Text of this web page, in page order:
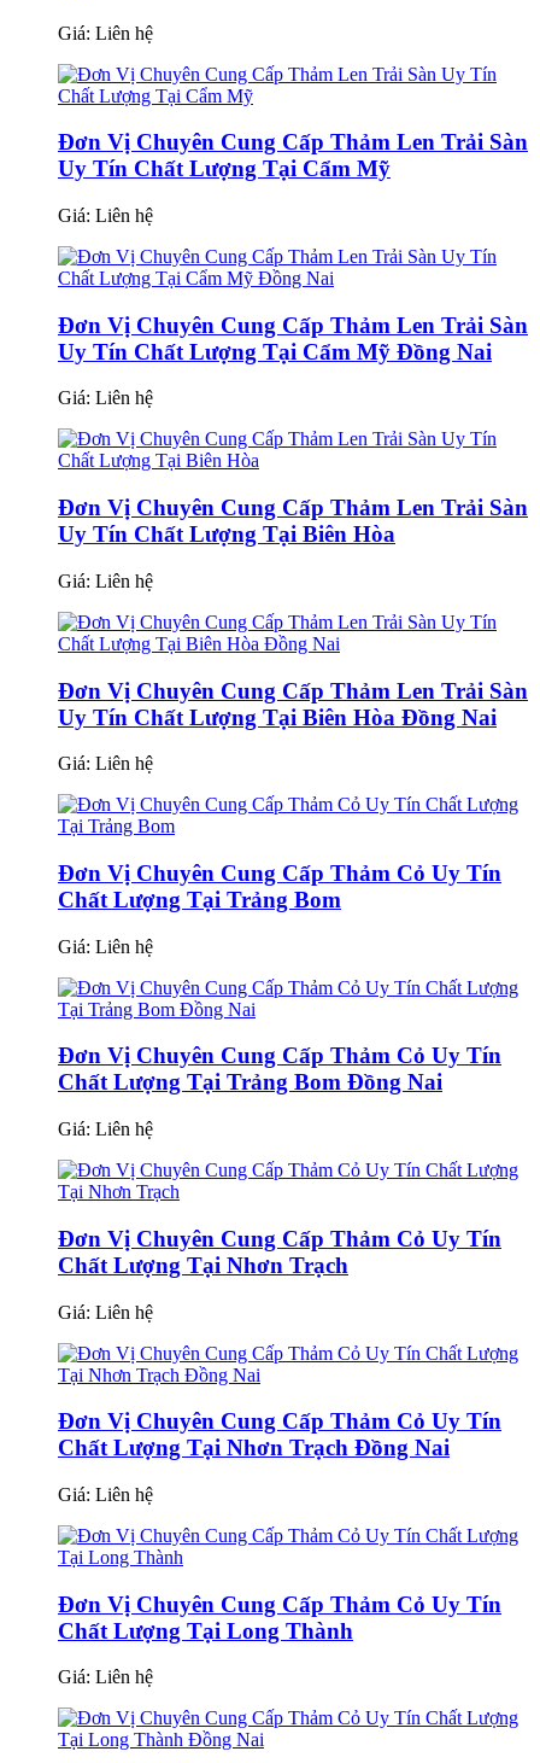
Giá: Liên hệ
Đơn Vị Chuyên Cung Cấp Thảm Len Trải Sàn
Uy Tín Chất Lượng Tại Cẩm Mỹ
Giá: Liên hệ
Đơn Vị Chuyên Cung Cấp Thảm Len Trải Sàn
Uy Tín Chất Lượng Tại Cẩm Mỹ Đồng Nai
Giá: Liên hệ
Đơn Vị Chuyên Cung Cấp Thảm Len Trải Sàn
Uy Tín Chất Lượng Tại Biên Hòa
Giá: Liên hệ
Đơn Vị Chuyên Cung Cấp Thảm Len Trải Sàn
Uy Tín Chất Lượng Tại Biên Hòa Đồng Nai
Giá: Liên hệ
Đơn Vị Chuyên Cung Cấp Thảm Cỏ Uy Tín
Chất Lượng Tại Trảng Bom
Giá: Liên hệ
Đơn Vị Chuyên Cung Cấp Thảm Cỏ Uy Tín
Chất Lượng Tại Trảng Bom Đồng Nai
Giá: Liên hệ
Đơn Vị Chuyên Cung Cấp Thảm Cỏ Uy Tín
Chất Lượng Tại Nhơn Trạch
Giá: Liên hệ
Đơn Vị Chuyên Cung Cấp Thảm Cỏ Uy Tín
Chất Lượng Tại Nhơn Trạch Đồng Nai
Giá: Liên hệ
Đơn Vị Chuyên Cung Cấp Thảm Cỏ Uy Tín
Chất Lượng Tại Long Thành
Giá: Liên hệ